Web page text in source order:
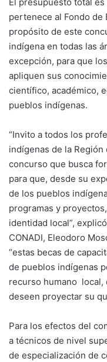
pertenece al Fondo de
propósito de este
indígena en todas las
excepción, para que
apliquen sus
científico, académico,
pueblos indígenas.
“Invito a todos los
indígenas de la Región
concurso que busca
para que, desde su
de los pueblos
programas y
identidad local”,
CONADI, Eleodoro
“estas becas de
de pueblos indígenas
recurso humano local,
deseen proyectar su
Para los efectos del
a técnicos de nivel
de especialización de